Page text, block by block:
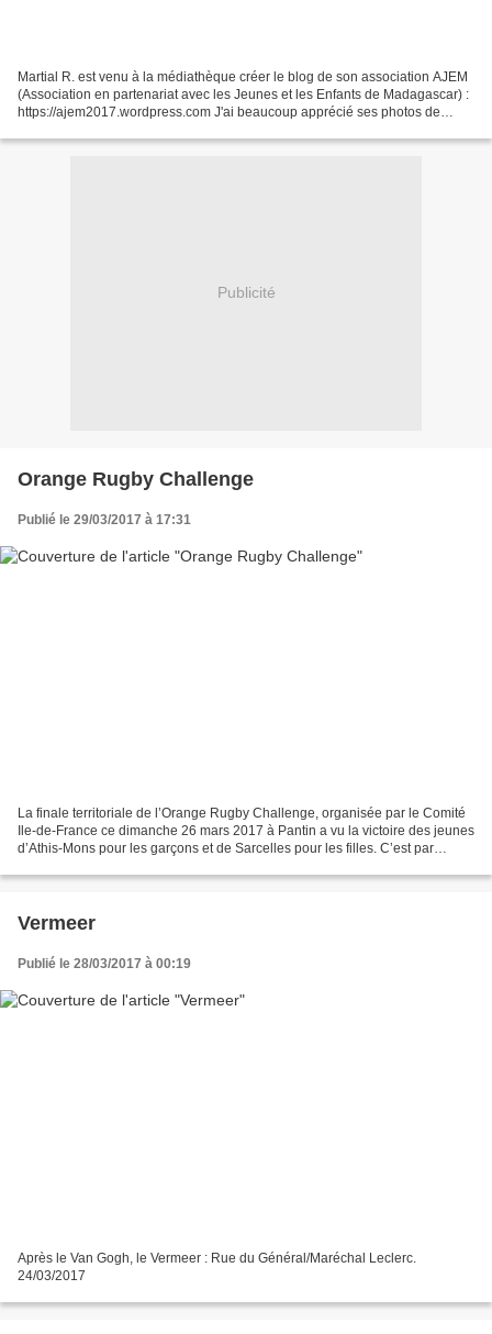
Martial R. est venu à la médiathèque créer le blog de son association AJEM
(Association en partenariat avec les Jeunes et les Enfants de Madagascar) :
https://ajem2017.wordpress.com J'ai beaucoup apprécié ses photos de
Publicité
Orange Rugby Challenge
Publié le 29/03/2017 à 17:31
La finale territoriale de l’Orange Rugby Challenge, organisée par le Comité
Ile-de-France ce dimanche 26 mars 2017 à Pantin a vu la victoire des jeunes
d’Athis-Mons pour les garçons et de Sarcelles pour les filles. C’est par
Vermeer
Publié le 28/03/2017 à 00:19
Après le Van Gogh, le Vermeer : Rue du Général/Maréchal Leclerc.
24/03/2017